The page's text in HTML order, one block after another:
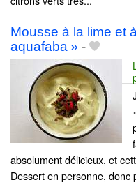
Mousse à la lime et
aquafaba » -
absolument délicieux, et
Dessert en personne, donc